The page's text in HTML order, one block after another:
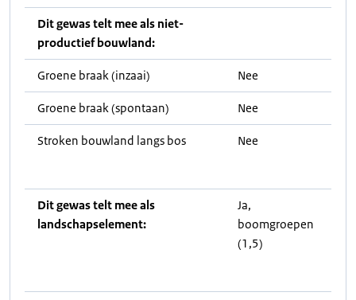
Dit gewas telt mee als niet-
productief bouwland:
Groene braak (inzaai) Nee
Groene braak (spontaan) Nee
Stroken bouwland langs bos Nee
Dit gewas telt mee als
landschapselement:
Ja,
boomgroepen
(1,5)